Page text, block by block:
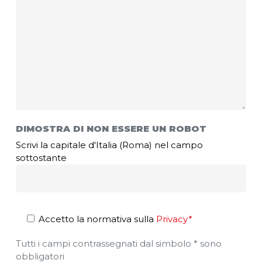
DIMOSTRA DI NON ESSERE UN ROBOT
Scrivi la capitale d'Italia (Roma) nel campo
sottostante
Accetto la normativa sulla Privacy*
Tutti i campi contrassegnati dal simbolo * sono
obbligatori